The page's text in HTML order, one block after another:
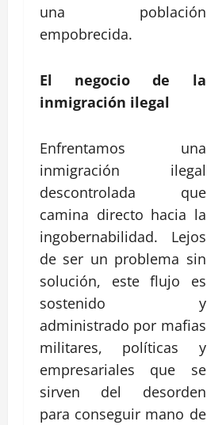
una población
empobrecida.
El negocio de la
inmigración ilegal
Enfrentamos una
inmigración ilegal
descontrolada que
camina directo hacia la
ingobernabilidad. Lejos
de ser un problema sin
solución, este flujo es
sostenido y
administrado por mafias
militares, políticas y
empresariales que se
sirven del desorden
para conseguir mano de